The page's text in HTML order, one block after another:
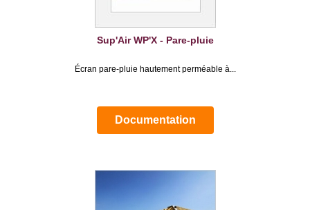
Sup'Air WP'X - Pare-pluie
Écran pare-pluie hautement perméable à...
Documentation